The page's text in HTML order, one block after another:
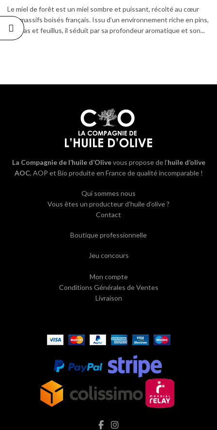
Le miel de forêt est un miel sombre et puissant, récolté au cœur
des massifs boisés français. Issu d’un environnement riche en pins,
épicéas et feuillus, il séduit par sa profondeur aromatique et son...
La Compagnie de l’huile d’Olivevous propose de l’huile d’olive
AOC, AOP et Bio produite en France de qualité incomparable !
Qui sommes nous
Vous êtes un producteur d’huile d’olive ?
Contact
Boutique professionnelle
Jeu concours
Mon compte
Conditions Générales de Ventes
Livraison